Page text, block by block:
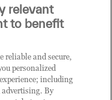
acquistare
sul blog?
relevant
to benefit
reliable and secure,
personalized
including
advertising. By